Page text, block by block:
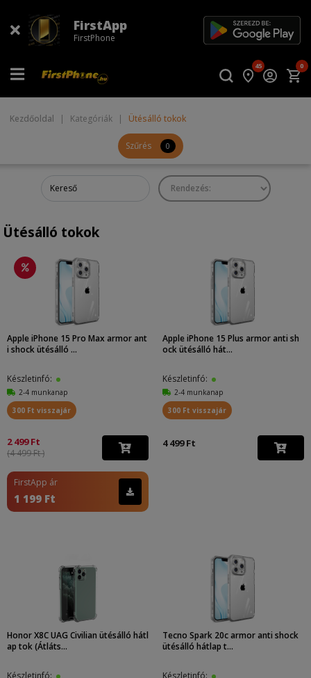
FirstApp
FirstPhone
45 0
Kezdőoldal | Kategóriák | Ütésálló tokok
Szűrés 0
Ütésálló tokok
Apple iPhone 15 Pro Max armor ant
i shock ütésálló ...
Készletinfó:
2-4 munkanap
300 Ft visszajár
2 499 Ft
(4 499 Ft )
FirstApp ár
1 199 Ft
Apple iPhone 15 Plus armor anti sh
ock ütésálló hát...
Készletinfó:
2-4 munkanap
300 Ft visszajár
4 499 Ft
Honor X8C UAG Civilian ütésálló hátl
ap tok (Átláts...
Készletinfó:
Tecno Spark 20c armor anti shock
ütésálló hátlap t...
Készletinfó: